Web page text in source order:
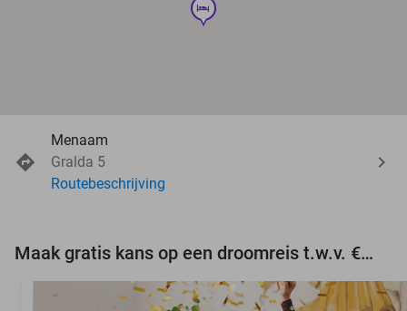
hotel
Menaam
Gralda 5
Routebeschrijving
Maak gratis kans op een droomreis t.w.v. €3.000!